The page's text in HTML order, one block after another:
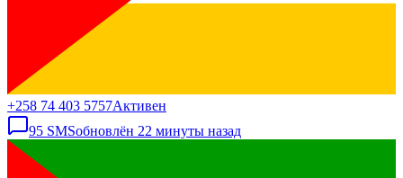
+258 74 403 5757Активен
95 SMSобновлён 22 минуты назад